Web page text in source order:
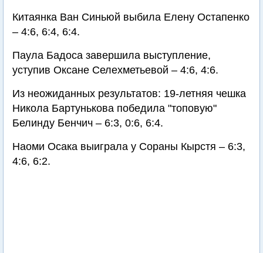
Китаянка Ван Синьюй выбила Елену Остапенко
– 4:6, 6:4, 6:4.
Паула Бадоса завершила выступление,
уступив Оксане Селехметьевой – 4:6, 4:6.
Из неожиданных результатов: 19-летняя чешка
Никола Бартунькова победила "топовую"
Белинду Бенчич – 6:3, 0:6, 6:4.
Наоми Осака выиграла у Сораны Кырстя – 6:3,
4:6, 6:2.